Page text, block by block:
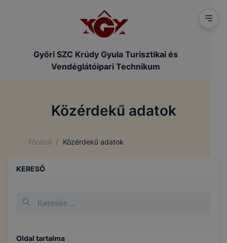
Győri SZC Krúdy Gyula Turisztikai és
Vendéglátóipari Technikum
Közérdekű adatok
Főoldal / Közérdekű adatok
KERESŐ
Oldal tartalma